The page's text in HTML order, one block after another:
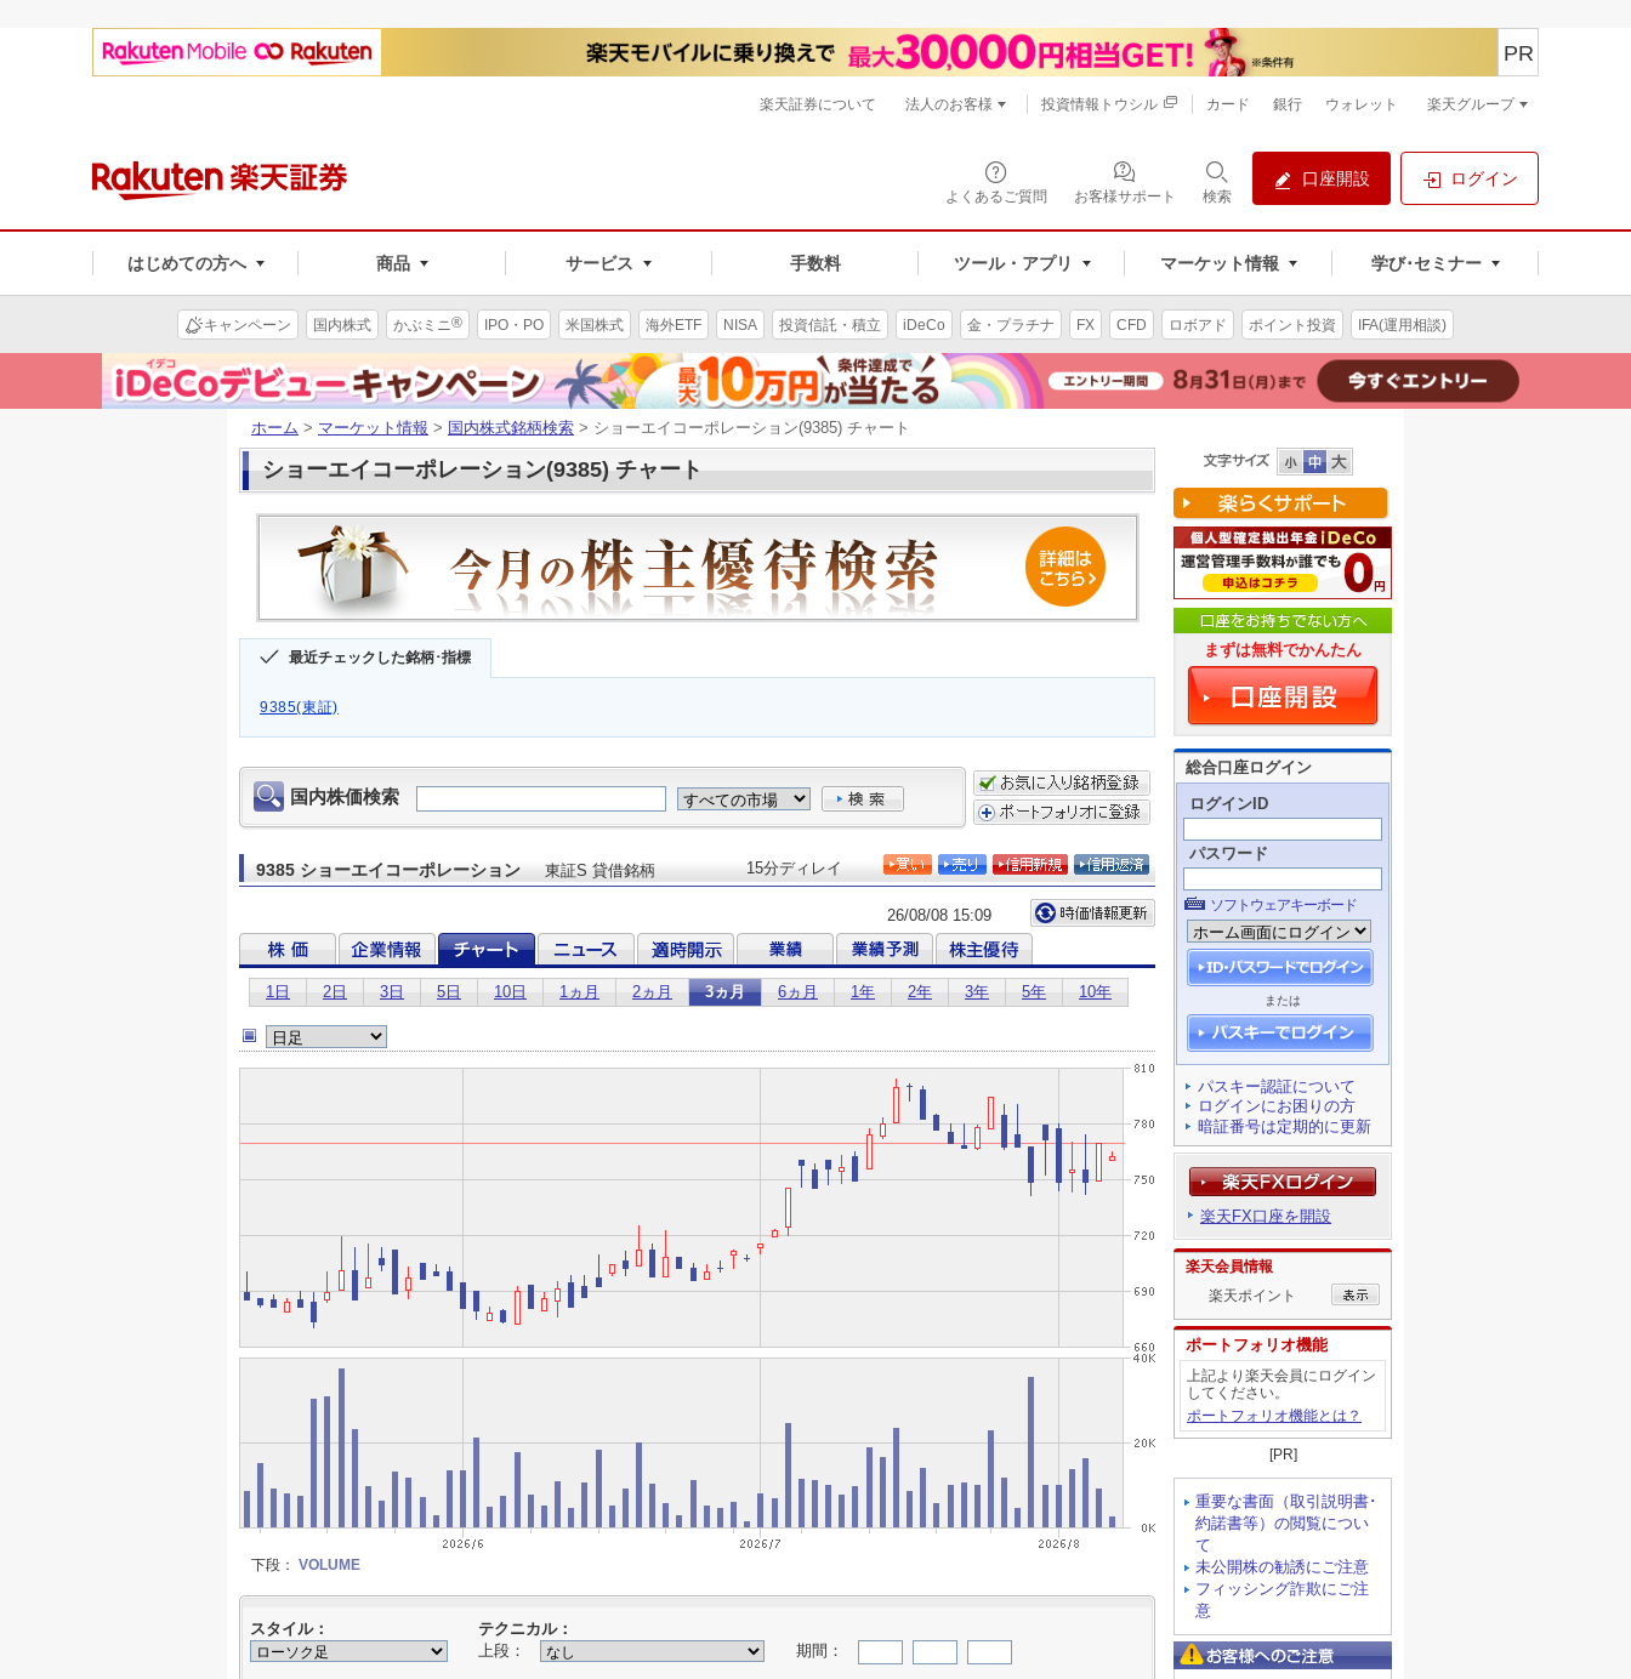
よくあるご質問 お客様サポート 検索
口座開設 ログイン
はじめての方へ 商品 サービス 手数料 ツール・アプリ マーケット情報 学び･セミナー
PR
楽天証券について 法人のお客様 投資情報トウシル カード 銀行 ウォレット 楽天グループ
キャンペーン 国内株式 かぶミニ® IPO・PO 米国株式 海外ETF NISA 投資信託・積立 iDeCo 金・プラチナ FX CFD ロボアド ポイント投資 IFA(運用相談)
ホーム > マーケット情報 > 国内株式銘柄検索 > ショーエイコーポレーション(9385) チャート
ショーエイコーポレーション(9385) チャート
最近チェックした銘柄･指標
9385(東証)
まずは無料でかんたん
総合口座ログイン
ログインID
パスワード
ソフトウェアキーボード
または
パスキー認証について
ログインにお困りの方
暗証番号は定期的に更新
楽天FX口座を開設
楽天会員情報
楽天ポイント
ポートフォリオ機能
上記より楽天会員にログイン
してください。
ポートフォリオ機能とは？
[PR]
重要な書面（取引説明書･
約諾書等）の閲覧につい
て
未公開株の勧誘にご注意
フィッシング詐欺にご注
意